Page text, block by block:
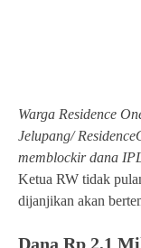
Warga Residence
Jelupang/
memblockir dana
Ketua RW tidak
dijanjikan akan
Dana Rp 2,1